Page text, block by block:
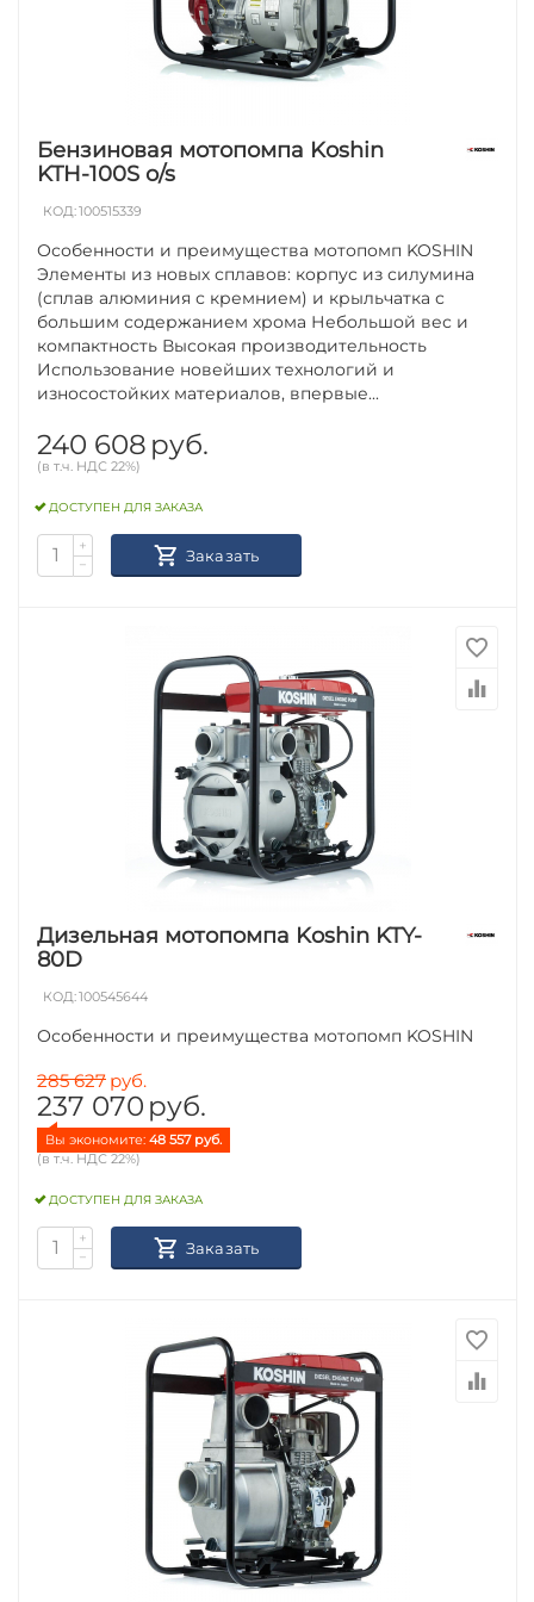
в сельском хозяйстве, строительстве,
промышленности, судостроении и быту.
Koshin - топовый бренд в 160
Бензиновая мотопомпа Koshin
KTH-100S o/s
КОД:100515339
Особенности и преимущества мотопомп KOSHIN
Элементы из новых сплавов: корпус из силумина
(сплав алюминия с кремнием) и крыльчатка с
большим содержанием хрома Небольшой вес и
компактность Высокая производительность
Использование новейших технологий и
износостойких материалов, впервые...
240 608 руб.
(в т.ч. НДС 22%)
ДОСТУПЕН ДЛЯ ЗАКАЗА
+
−
Заказать
Дизельная мотопомпа Koshin KTY-
80D
КОД:100545644
Особенности и преимущества мотопомп KOSHIN
285 627 руб.
237 070 руб.
Вы экономите: 48 557 руб.
(в т.ч. НДС 22%)
ДОСТУПЕН ДЛЯ ЗАКАЗА
+
−
Заказать